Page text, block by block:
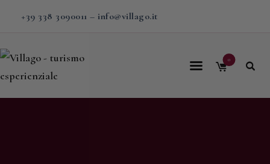
+39 338 3090011 – info@villago.it
0
Home